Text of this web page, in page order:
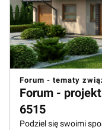
Forum - tematy
Forum -
6515
Podziel się swoimi